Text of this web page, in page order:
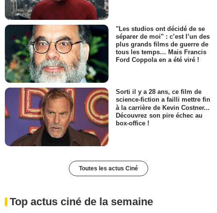
"Les studios ont décidé de se
séparer de moi" : c’est l’un des
plus grands films de guerre de
tous les temps… Mais Francis
Ford Coppola en a été viré !
Sorti il y a 28 ans, ce film de
science-fiction a failli mettre fin
à la carrière de Kevin Costner...
Découvrez son pire échec au
box-office !
Toutes les actus Ciné
Top actus ciné de la semaine